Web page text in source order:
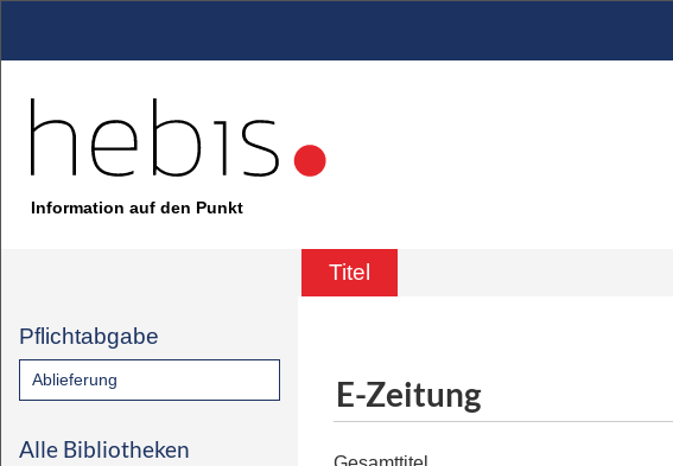
Information auf den Punkt
Titel
Pflichtabgabe
Ablieferung
Alle Bibliotheken
E-Zeitung